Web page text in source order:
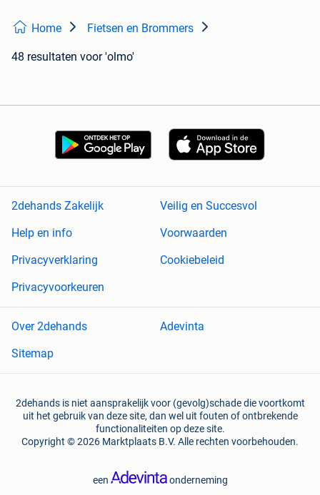
Home Fietsen en Brommers
48 resultaten voor 'olmo'
2dehands Zakelijk
Veilig en Succesvol
Help en info
Voorwaarden
Privacyverklaring
Cookiebeleid
Privacyvoorkeuren
Over 2dehands
Adevinta
Sitemap
2dehands is niet aansprakelijk voor (gevolg)schade die voortkomt
uit het gebruik van deze site, dan wel uit fouten of ontbrekende
functionaliteiten op deze site.
Copyright © 2026 Marktplaats B.V. Alle rechten voorbehouden.
een onderneming